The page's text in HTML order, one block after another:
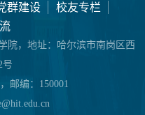
群建设
校友专栏
院，地址：哈尔滨市南岗区西
号
邮编：150001